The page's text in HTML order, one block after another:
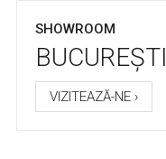
SHOWROOM
BUCUREȘTI
VIZITEAZĂ-NE ›